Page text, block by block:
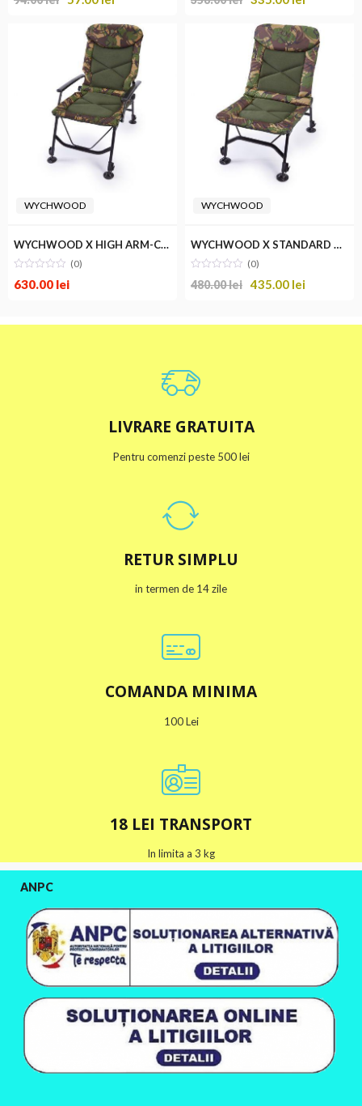
WYCHWOOD
WYCHWOOD X HIGH ARM-CHAIR
(0)
630.00 lei
WYCHWOOD
WYCHWOOD X STANDARD CHAIR
(0)
480.00lei 435.00 lei
LIVRARE GRATUITA
Pentru comenzi peste 500 lei
RETUR SIMPLU
in termen de 14 zile
COMANDA MINIMA
100 Lei
18 LEI TRANSPORT
In limita a 3 kg
ANPC